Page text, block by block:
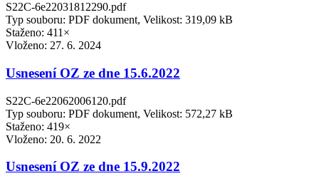
S22C-6e22031812290.pdf
Typ souboru: PDF dokument, Velikost: 319,09 kB
Staženo: 411×
Vloženo: 27. 6. 2024
Usnesení OZ ze dne 15.6.2022
S22C-6e22062006120.pdf
Typ souboru: PDF dokument, Velikost: 572,27 kB
Staženo: 419×
Vloženo: 20. 6. 2022
Usnesení OZ ze dne 15.9.2022